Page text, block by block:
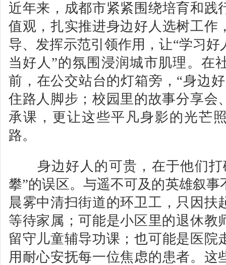
近年来，成都市紧紧围绕培育和践
值观，扎实推进身边好人选树工作
导、发挥示范引领作用，让“学习好
当好人”的氛围浸润城市肌理。在
前，在公交站台的灯箱旁，“身边
住路人脚步；校园里的故事分享会
承课，更让这些平凡身影的光芒
路。
身边好人的可贵，在于他们打
攀”的误区。与遥不可及的英雄叙事
晨雾中清扫街道的环卫工，只因扶
等待家属；可能是小区里的退休教
留守儿童辅导功课；也可能是医院
用耐心安抚每一位焦虑的患者。这